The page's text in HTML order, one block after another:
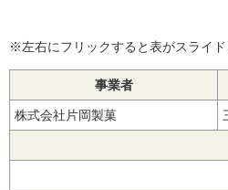
※左右にフリックすると表がスライド
事業者
株式会社片岡製菓